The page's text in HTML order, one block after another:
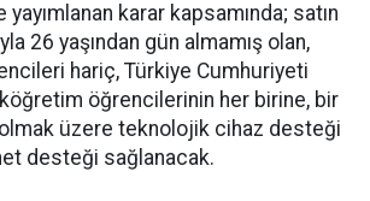
karar kapsamında; satın
26 yaşından gün almamış olan,
hariç, Türkiye Cumhuriyeti
öğrencilerinin her birine, bir
üzere teknolojik cihaz desteği
desteği sağlanacak.